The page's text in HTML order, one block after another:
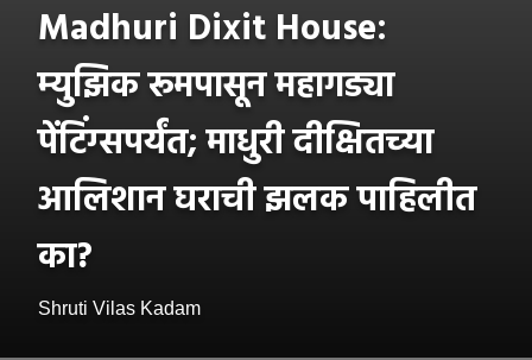
Madhuri Dixit House:
म्युझिक रूमपासून महागड्या
पेंटिंग्सपर्यंत; माधुरी दीक्षितच्या
आलिशान घराची झलक पाहिलीत
का?
Shruti Vilas Kadam